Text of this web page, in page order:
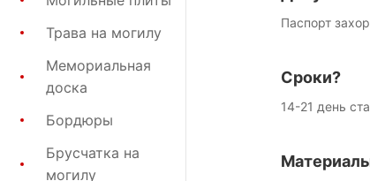
Трава на могилу
Мемориальная
доска
Бордюры
Брусчатка на
могилу
Паспорт
Сроки?
14-21 день